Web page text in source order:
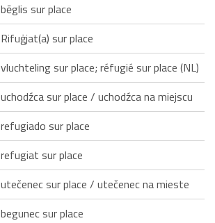
bēglis sur place
Rifuġjat(a) sur place
vluchteling sur place; réfugié sur place (NL)
uchodźca sur place / uchodźca na miejscu
refugiado sur place
refugiat sur place
utečenec sur place / utečenec na mieste
begunec sur place